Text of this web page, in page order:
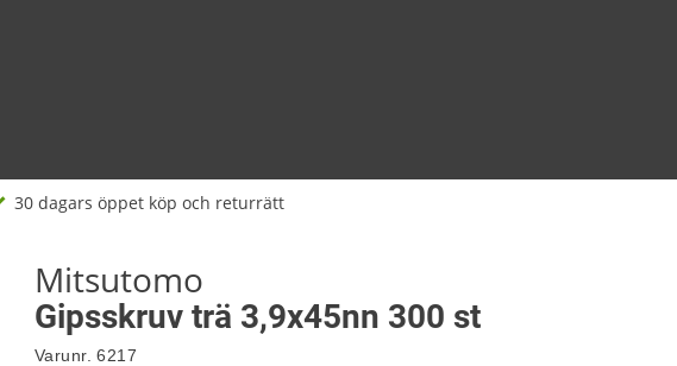
30 dagars öppet köp och returrätt
Mitsutomo
Gipsskruv trä 3,9x45nn 300 st
Varunr. 6217